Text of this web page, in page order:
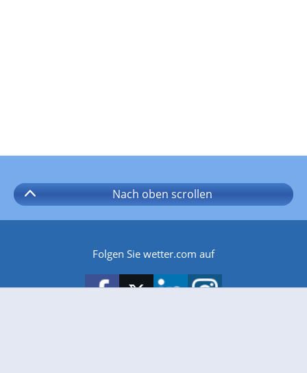
Nach oben scrollen
Folgen Sie wetter.com auf